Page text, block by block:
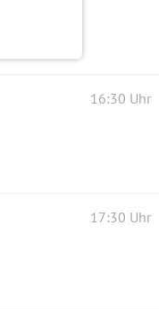
16:30 Uhr
17:30 Uhr